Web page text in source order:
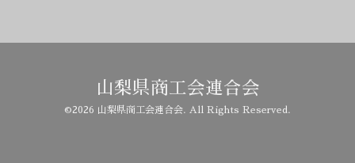
山梨県商工会連合会
©2026 山梨県商工会連合会. All Rights Reserved.